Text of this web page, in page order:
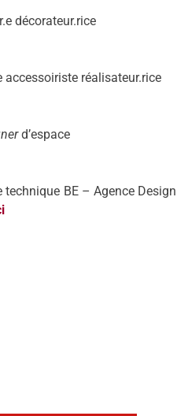
e décorateur.rice
réalisateur.rice
d’espace
technique BE – Agence Design